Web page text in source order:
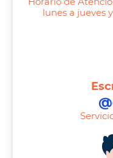
lunes a jueves